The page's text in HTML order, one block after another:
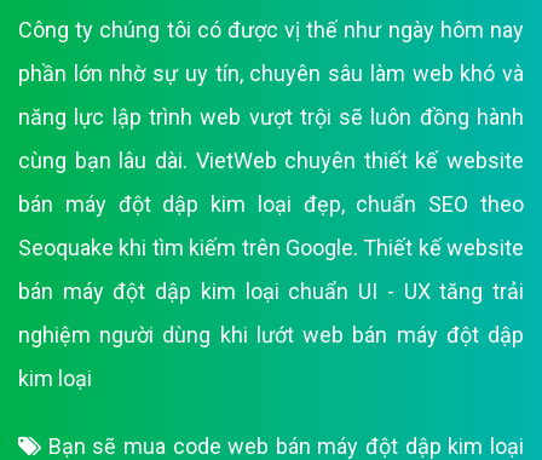
Công ty chúng tôi có được vị thế như ngày hôm nay
phần lớn nhờ sự uy tín, chuyên sâu làm web khó và
năng lực lập trình web vượt trội sẽ luôn đồng hành
cùng bạn lâu dài. VietWeb chuyên thiết kế website
bán máy đột dập kim loại đẹp, chuẩn SEO theo
Seoquake khi tìm kiếm trên Google. Thiết kế website
bán máy đột dập kim loại chuẩn UI - UX tăng trải
nghiệm người dùng khi lướt web bán máy đột dập
kim loại
Bạn sẽ mua code web bán máy đột dập kim loại